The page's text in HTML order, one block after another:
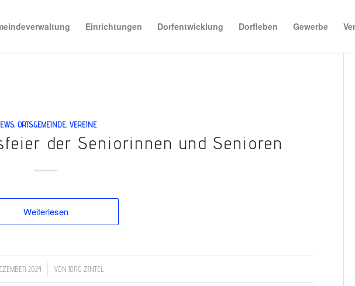
Einrichtungen Dorfentwicklung Dorfleben Gewerbe
, ORTSGEMEINDE, VEREINE
der Sen­­ior­­innen und Sen­­ioren
Weiterlesen
2024
/ VON JÖRG ZINTEL